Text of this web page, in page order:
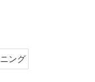
ング